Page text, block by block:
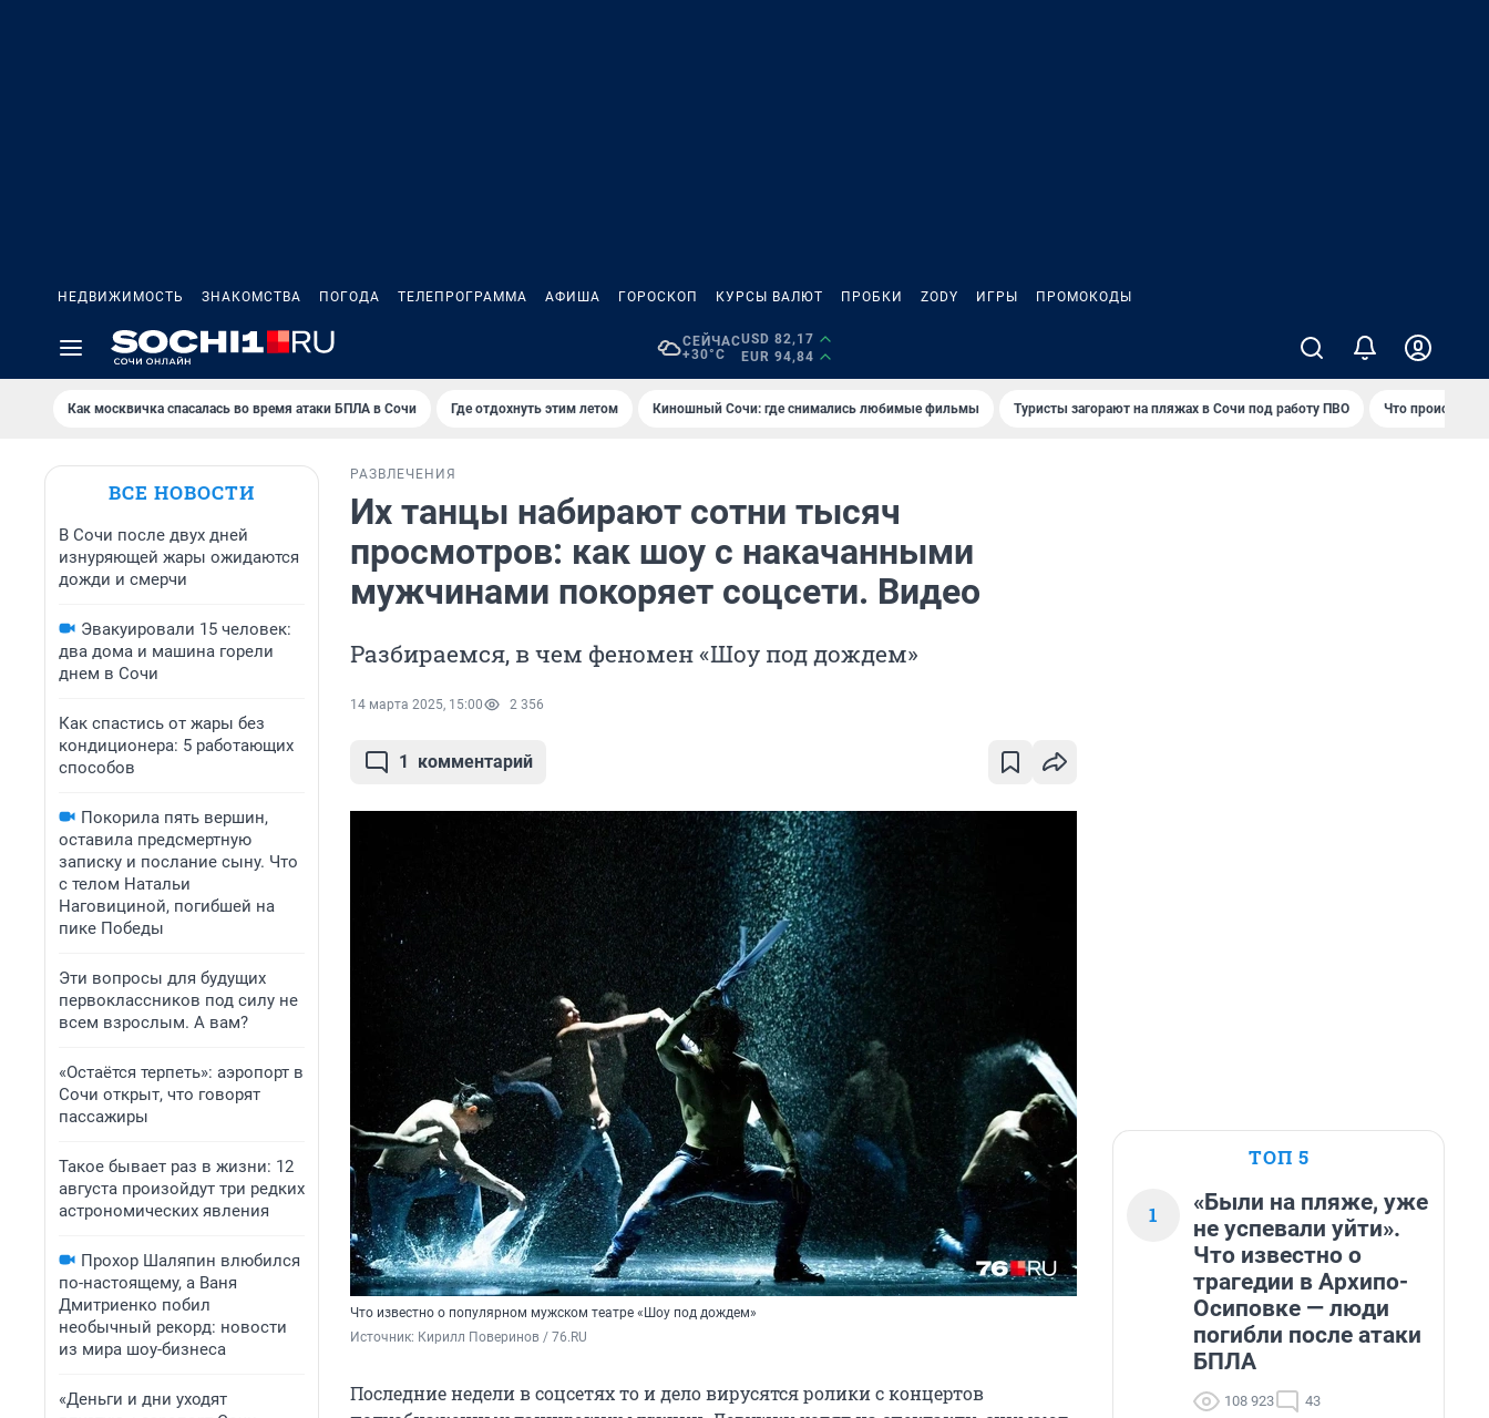
НЕДВИЖИМОСТЬ ЗНАКОМСТВА ПОГОДА ТЕЛЕПРОГРАММА АФИША ГОРОСКОП КУРСЫ ВАЛЮТ ПРОБКИ ZODY ИГРЫ ПРОМОКОДЫ
СЕЙЧАС
+30°C
USD 82,17
EUR 94,84
Как москвичка спасалась во время атаки БПЛА в Сочи Где отдохнуть этим летом Киношный Сочи: где снимались любимые фильмы Туристы загорают на пляжах в Сочи под работу ПВО Что происходит
ВСЕ НОВОСТИ
В Сочи после двух дней
изнуряющей жары ожидаются
дожди и смерчи
Эвакуировали 15 человек:
два дома и машина горели
днем в Сочи
Как спастись от жары без
кондиционера: 5 работающих
способов
Покорила пять вершин,
оставила предсмертную
записку и послание сыну. Что
с телом Натальи
Наговициной, погибшей на
пике Победы
Эти вопросы для будущих
первоклассников под силу не
всем взрослым. А вам?
«Остаётся терпеть»: аэропорт в
Сочи открыт, что говорят
пассажиры
Такое бывает раз в жизни: 12
августа произойдут три редких
астрономических явления
Прохор Шаляпин влюбился
по-настоящему, а Ваня
Дмитриенко побил
необычный рекорд: новости
из мира шоу-бизнеса
«Деньги и дни уходят
РАЗВЛЕЧЕНИЯ
Их танцы набирают сотни тысяч
просмотров: как шоу с накачанными
мужчинами покоряет соцсети. Видео
Разбираемся, в чем феномен «Шоу под дождем»
14 марта 2025, 15:00 2 356
1 комментарий
Что известно о популярном мужском театре «Шоу под дождем»
Источник: Кирилл Поверинов / 76.RU
Последние недели в соцсетях то и дело вирусятся ролики с концертов
ТОП 5
1
«Были на пляже, уже
не успевали уйти».
Что известно о
трагедии в Архипо-
Осиповке — люди
погибли после атаки
БПЛА
108 923 43